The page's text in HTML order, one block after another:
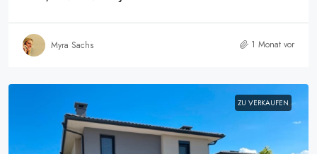
Myra Sachs 1 Monat vor
ZU VERKAUFEN